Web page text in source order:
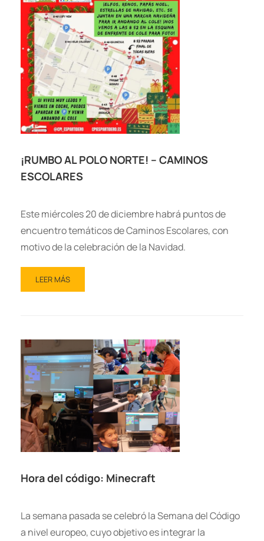
¡RUMBO AL POLO NORTE! – CAMINOS
ESCOLARES
Este miércoles 20 de diciembre habrá puntos de
encuentro temáticos de Caminos Escolares, con
motivo de la celebración de la Navidad.
LEER MÁS
Hora del código: Minecraft
La semana pasada se celebró la Semana del Código
a nivel europeo, cuyo objetivo es integrar la